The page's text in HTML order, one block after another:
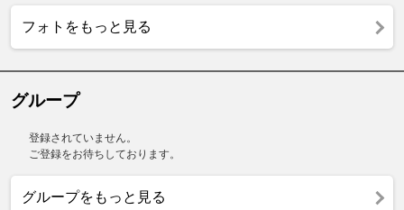
フォトをもっと見る
グループ
登録されていません。
ご登録をお待ちしております。
グループをもっと見る